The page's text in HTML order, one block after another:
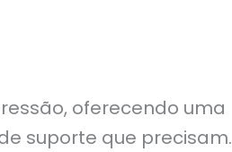
oferecendo uma
suporte que precisam.